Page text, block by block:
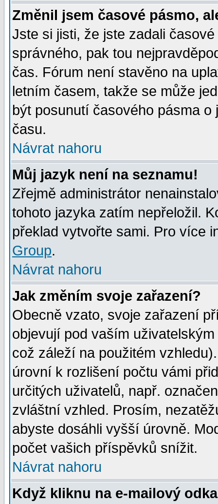
Změnil jsem časové pásmo,
Jste si jisti, že jste zadali
správného, pak tou
čas. Fórum není stavěno na
letním časem, takže se může
být posunutí časového pásma
času.
Návrat nahoru
Můj jazyk není na seznamu!
Zřejmě administrátor
tohoto jazyka zatím nepřeložil.
překlad vytvořte sami. Pro více
Group.
Návrat nahoru
Jak změním svoje zařazení?
Obecně vzato, svoje zařazení
objevují pod vaším
což záleží na použitém
úrovní k rozlišení počtu vámi
určitých uživatelů, např.
zvláštní vzhled. Prosím,
abyste dosáhli vyšší úrovně.
počet vašich příspěvků snížit.
Návrat nahoru
Když kliknu na e-mailový